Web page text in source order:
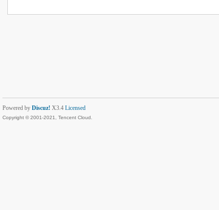
Powered by Discuz! X3.4 Licensed
Copyright © 2001-2021, Tencent Cloud.